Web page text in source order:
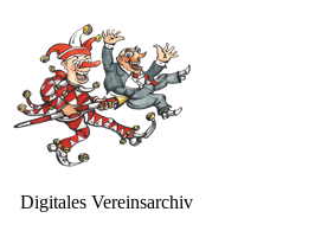
Digitales Vereinsarchiv